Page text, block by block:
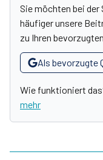
Sie möchten bei
häufiger unsere
zu Ihren
Als bevorzugte
Wie funktioniert
mehr